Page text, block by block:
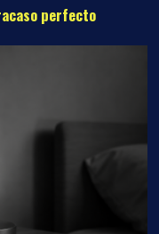
perfecto